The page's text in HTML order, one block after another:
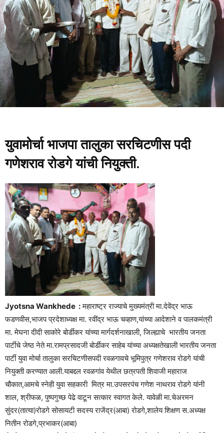
युवामोर्चा भाजपा तालुका सरचिटणीस पदी
गणेशराव रोडगे यांची नियुक्ती.
Jyotsna Wankhede :महाराष्ट्र राज्याचे मुख्यमंत्री मा.देवेंद्र भाऊ
फडणवीस,भाजप प्रदेशाध्यक्ष मा. रवींद्र भाऊ चव्हाण,यांच्या आदेशाने व पालकमंत्री
मा. मेघना दीदी साकोरे बोर्डीकर यांच्या मार्गदर्शनाखाली, जिल्ह्याचे भारतीय जनता
पार्टीचे जेष्ठ नेते मा.रामप्रसादजी बोर्डीकर साहेब यांच्या अध्यक्षतेखाली भारतीय जनता
पार्टी युवा मोर्चा तालुका सरचिटणीसपदी रवळगावचे भूमिपुत्र गणेशराव रोडगे यांची
नियुक्ती करण्यात आली.याबद्दल रवळगांव येथील छत्रपती शिवाजी महाराज
चौकात,आमचे स्नेही युवा सहकारी मित्र मा.उपसरपंच गणेश नाथराव रोडगे यांनी
शाल, श्रीफळ, पुष्पगुच्छ पेढे वाटून सत्कार स्वागत केले. यावेळी मा.चेअरमन
सुंदर(तात्या)रोडगे सोसायटी सदस्य राजेंद्र(आबा) रोडगे,शालेय शिक्षण स.अध्यक्ष
नितीन रोडगे,प्रभाकर(आबा)